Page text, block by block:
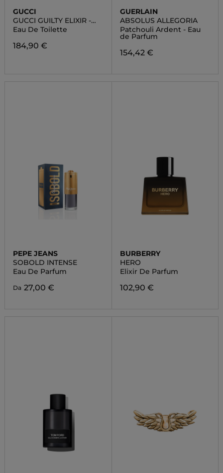
GUCCI
GUCCI GUILTY ELIXIR -
UOMO
Eau De Toilette
184,90 €
GUERLAIN
ABSOLUS ALLEGORIA
Patchouli Ardent - Eau
de Parfum
154,42 €
PEPE JEANS
SOBOLD INTENSE
Eau De Parfum
Da 27,00 €
BURBERRY
HERO
Elixir De Parfum
102,90 €